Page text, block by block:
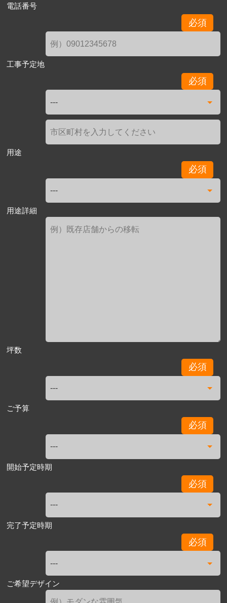
電話番号
必須
工事予定地
必須
用途
必須
用途詳細
坪数
必須
ご予算
必須
開始予定時期
必須
完了予定時期
必須
ご希望デザイン